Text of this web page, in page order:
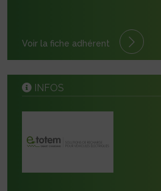
Voir la fiche adhérent
INFOS